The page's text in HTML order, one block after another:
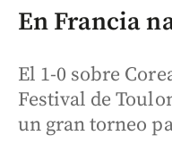
En Francia
El 1-0 sobre
Festival de
un gran torneo